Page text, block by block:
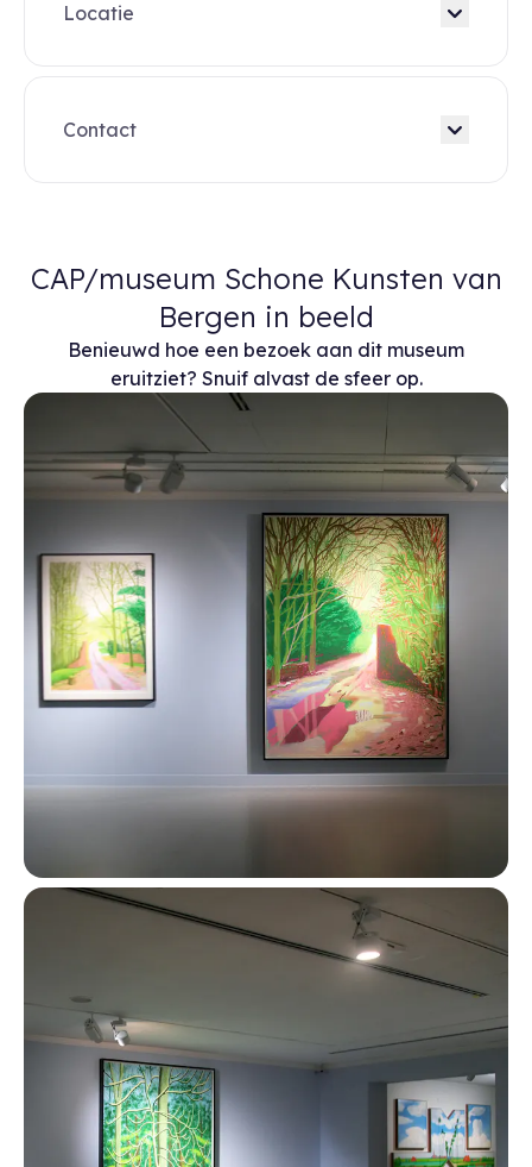
Locatie
Contact
CAP/museum Schone Kunsten van
Bergen in beeld
Benieuwd hoe een bezoek aan dit museum
eruitziet? Snuif alvast de sfeer op.